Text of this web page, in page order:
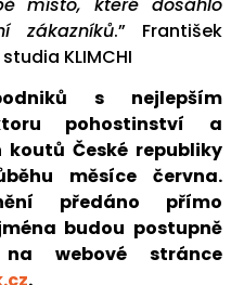
zákazníků.” František
KLIMCHI
s nejlepším
pohostinství a
České republiky
měsíce června.
předáno přímo
budou postupně
webové stránce